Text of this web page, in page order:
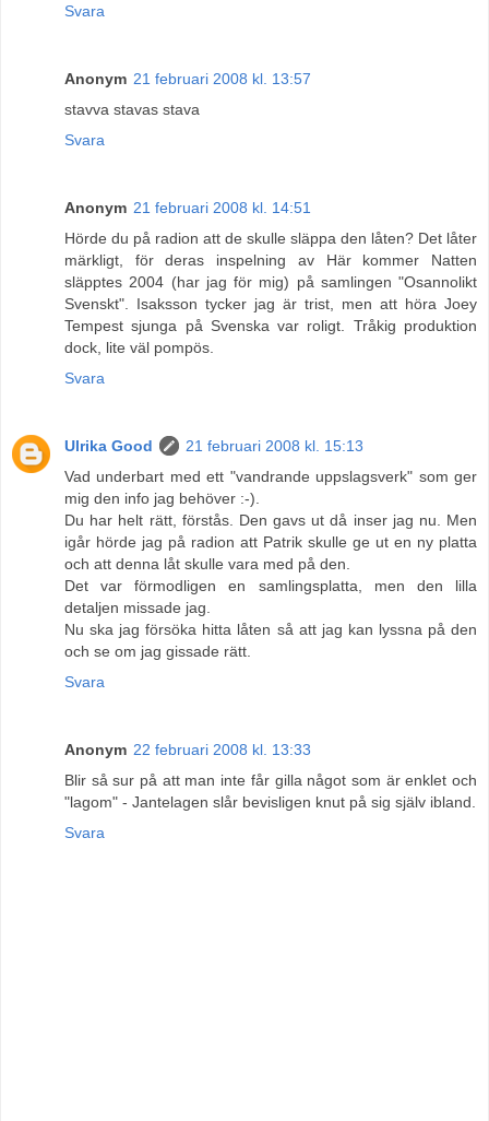
Svara
Anonym 21 februari 2008 kl. 13:57
stavva stavas stava
Svara
Anonym 21 februari 2008 kl. 14:51
Hörde du på radion att de skulle släppa den låten? Det låter
märkligt, för deras inspelning av Här kommer Natten
släpptes 2004 (har jag för mig) på samlingen "Osannolikt
Svenskt". Isaksson tycker jag är trist, men att höra Joey
Tempest sjunga på Svenska var roligt. Tråkig produktion
dock, lite väl pompös.
Svara
Ulrika Good
21 februari 2008 kl. 15:13
Vad underbart med ett "vandrande uppslagsverk" som ger
mig den info jag behöver :-).
Du har helt rätt, förstås. Den gavs ut då inser jag nu. Men
igår hörde jag på radion att Patrik skulle ge ut en ny platta
och att denna låt skulle vara med på den.
Det var förmodligen en samlingsplatta, men den lilla
detaljen missade jag.
Nu ska jag försöka hitta låten så att jag kan lyssna på den
och se om jag gissade rätt.
Svara
Anonym 22 februari 2008 kl. 13:33
Blir så sur på att man inte får gilla något som är enklet och
"lagom" - Jantelagen slår bevisligen knut på sig själv ibland.
Svara